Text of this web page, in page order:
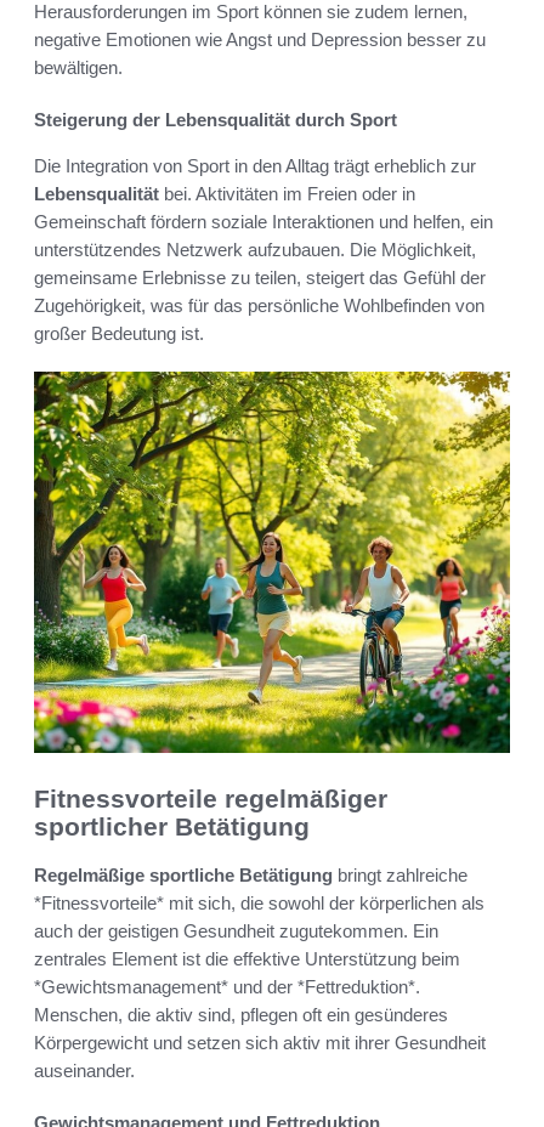
Herausforderungen im Sport können sie zudem lernen,
negative Emotionen wie Angst und Depression besser zu
bewältigen.
Steigerung der Lebensqualität durch Sport
Die Integration von Sport in den Alltag trägt erheblich zur
Lebensqualität bei. Aktivitäten im Freien oder in
Gemeinschaft fördern soziale Interaktionen und helfen, ein
unterstützendes Netzwerk aufzubauen. Die Möglichkeit,
gemeinsame Erlebnisse zu teilen, steigert das Gefühl der
Zugehörigkeit, was für das persönliche Wohlbefinden von
großer Bedeutung ist.
Fitnessvorteile regelmäßiger
sportlicher Betätigung
Regelmäßige sportliche Betätigung bringt zahlreiche
*Fitnessvorteile* mit sich, die sowohl der körperlichen als
auch der geistigen Gesundheit zugutekommen. Ein
zentrales Element ist die effektive Unterstützung beim
*Gewichtsmanagement* und der *Fettreduktion*.
Menschen, die aktiv sind, pflegen oft ein gesünderes
Körpergewicht und setzen sich aktiv mit ihrer Gesundheit
auseinander.
Gewichtsmanagement und Fettreduktion